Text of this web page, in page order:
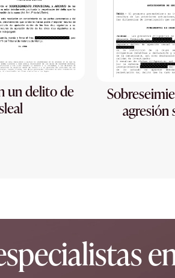
un delito de
agresión